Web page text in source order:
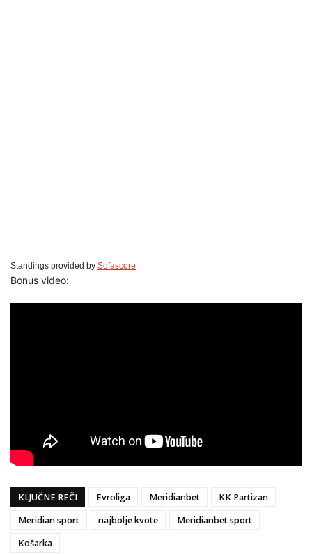
Standings provided by Sofascore
Bonus video:
KLJUČNE REČI Evroliga Meridianbet
KK Partizan
Meridian sport
najbolje kvote
Meridianbet sport
Košarka